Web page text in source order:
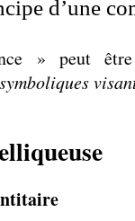
d’une
» peut